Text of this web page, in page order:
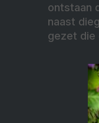
ontstaan
naast
gezet die